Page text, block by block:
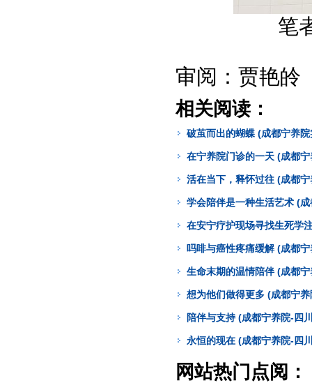
笔
审阅：贾艳皊
相关阅读：
破茧而出的蝴蝶 (成都宁养
在宁养院门诊的一天 (成都
活在当下，释怀过往 (成都
学会陪伴是一种生活艺术 (
在安宁疗护现场寻找生死学
吗啡与癌性疼痛缓解 (成都
生命末期的温情陪伴 (成都
想为他们做得更多 (成都宁
陪伴与支持 (成都宁养院-四
永恒的现在 (成都宁养院-四
网站热门点阅：